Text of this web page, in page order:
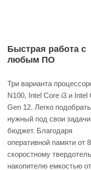
Быстрая работа с
любым ПО
Три варианта
N100, Intel Core i3 и Intel
Gen 12. Легко подобрать
нужный под свои
бюджет. Благодаря
оперативной памяти от
скоростному
накопителю емкостью